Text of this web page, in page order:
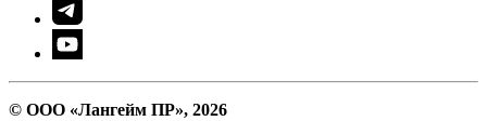
© ООО «Лангейм ПР», 2026